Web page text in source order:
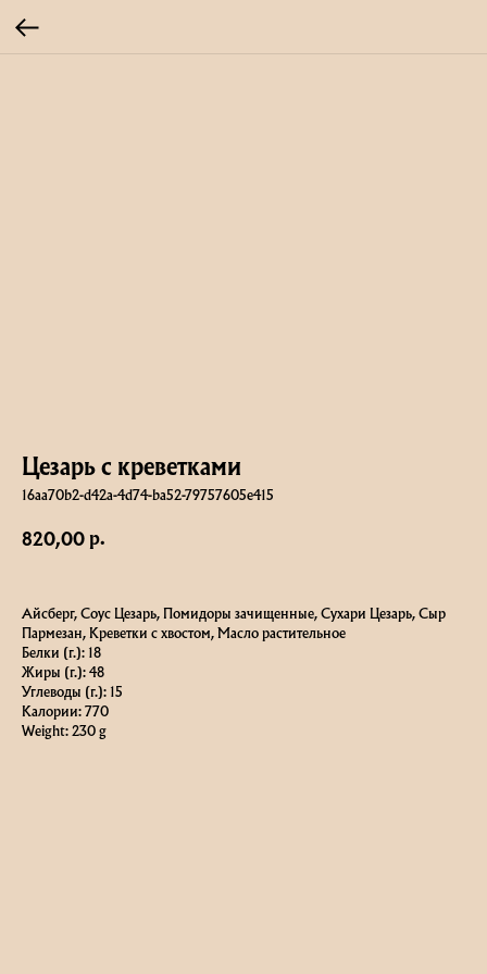
Цезарь с креветками
16aa70b2-d42a-4d74-ba52-79757605e415
820,00 р.
Айсберг, Соус Цезарь, Помидоры зачищенные, Сухари Цезарь, Сыр
Пармезан, Креветки с хвостом, Масло растительное
Белки (г.): 18
Жиры (г.): 48
Углеводы (г.): 15
Калории: 770
Weight: 230 g